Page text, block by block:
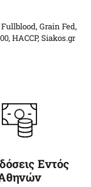
Grain Fed,
HACCP, Siakos.gr
Εντός